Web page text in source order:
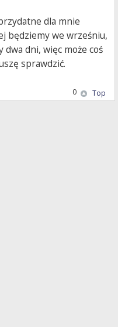
dla mnie
będziemy we wrześniu,
dwa dni, więc może coś
sprawdzić.
Top
0